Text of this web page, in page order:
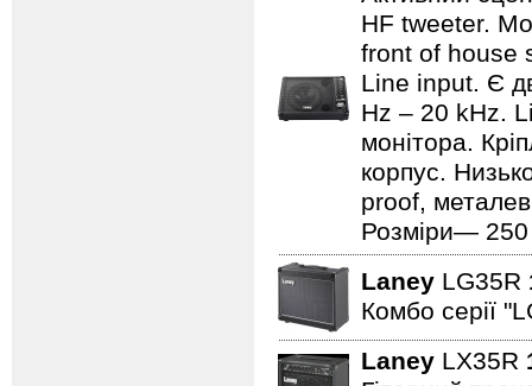
HF tweeter.
front of house
Line input. Є
Hz – 20 kHz.
монітора.
корпус.
proof,
Розміри—
Laney LG35R
Комбо серії
Laney LX35R